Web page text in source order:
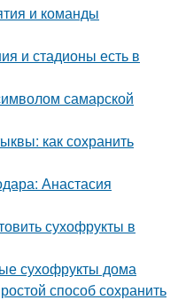
и команды
и стадионы есть в
самарской
как сохранить
Анастасия
сухофрукты в
сухофрукты дома
способ сохранить